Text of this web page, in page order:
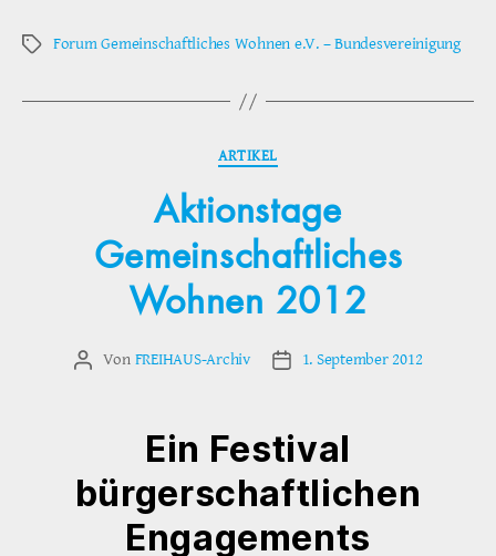
Schlagwörter
Forum Gemeinschaftliches Wohnen e.V. – Bundesvereinigung
Kategorien
ARTIKEL
Aktionstage
Gemeinschaftliches
Wohnen 2012
Beitragsautor
Von FREIHAUS-Archiv Veröffentlichungsdatum
1. September 2012
Ein Festival
bürgerschaftlichen
Engagements